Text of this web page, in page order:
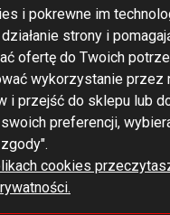
Sp. z o.o.
Kaniów,
i pokrewne im
strony i
ofertę do Twoich
wykorzystanie przez
i przejść do sklepu lub
preferencji,
cookies